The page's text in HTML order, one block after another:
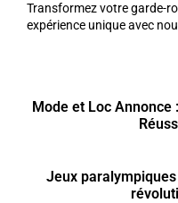
Transformez votre garde-
expérience unique avec
Mode et Loc Annonce
Jeux